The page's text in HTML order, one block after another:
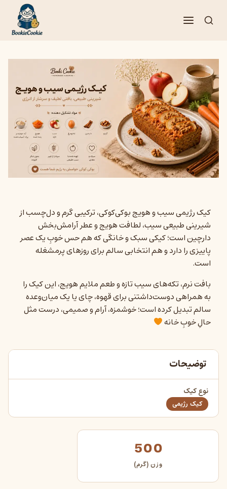
کیک رژیمی سیب و هویج بوکی‌کوکی، ترکیبی گرم و دل‌چسب از
شیرینی طبیعی سیب، لطافت هویج و عطر آرامش‌بخش
دارچین است؛ کیکی سبک و خانگی که هم حس خوبِ یک عصر
پاییزی را دارد و هم انتخابی سالم برای روزهای پرمشغله
است.
بافت نرم، تکه‌های سیب تازه و طعم ملایم هویج، این کیک را
به همراهی دوست‌داشتنی برای قهوه، چای یا یک میان‌وعده
سالم تبدیل کرده است؛ خوشمزه، آرام و صمیمی، درست مثل
حالِ خوبِ خانه
توضیحات
نوع کیک
کیک رژیمی
500
وزن (گرم)